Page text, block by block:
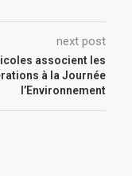
next post
associent les
à la Journée
l’Environnement